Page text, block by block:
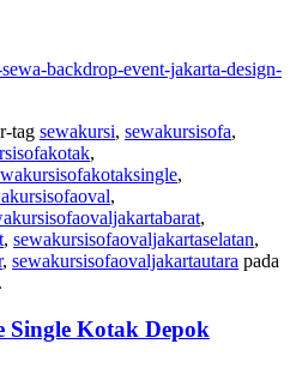
backdrop-event-jakarta-design-
tag sewakursi, sewakursisofa,
,
,
,
,
, sewakursisofaovaljakartaselatan,
, sewakursisofaovaljakartautara pada
.
Single Kotak Depok